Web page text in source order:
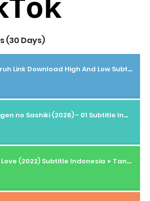
(30 Days)
Seluruh Link Download High And Low Subtitle Indonesia
Ichijigen no Sashiki (2026) - 01 Subtitle Indonesia
First Love (2022) Subtitle Indonesia + Tanpa Iklan + Streaming + 1080p